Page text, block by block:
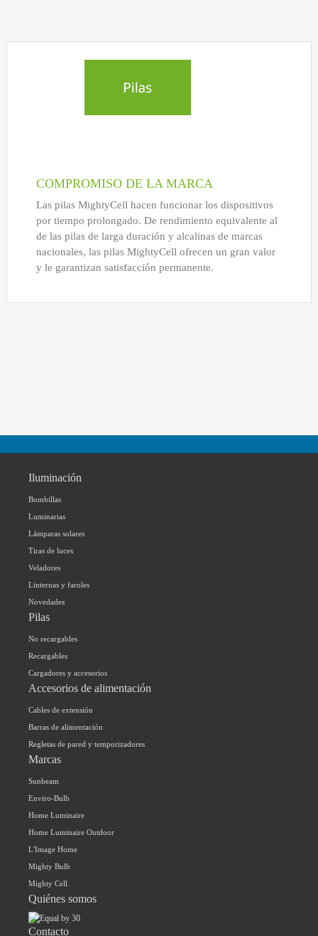
COMPROMISO DE LA MARCA
Las pilas MightyCell hacen funcionar los dispositivos
por tiempo prolongado. De rendimiento equivalente al
de las pilas de larga duración y alcalinas de marcas
nacionales, las pilas MightyCell ofrecen un gran valor
y le garantizan satisfacción permanente.
Iluminación
Bombillas
Luminarias
Lámparas solares
Tiras de luces
Veladores
Linternas y faroles
Novedades
Pilas
No recargables
Recargables
Cargadores y accesorios
Accesorios de alimentación
Cables de extensión
Barras de alimentación
Regletas de pared y temporizadores
Marcas
Sunbeam
Enviro-Bulb
Home Luminaire
Home Luminaire Outdoor
L'Image Home
Mighty Bulb
Mighty Cell
Quiénes somos
Contacto